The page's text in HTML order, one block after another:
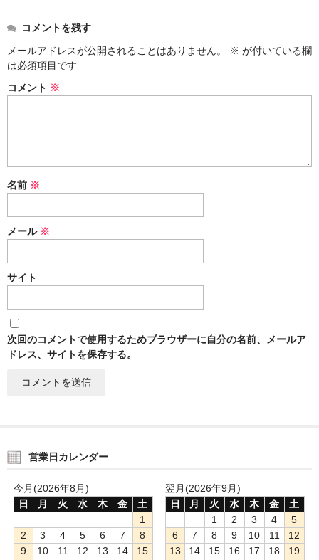
コメントを残す
メールアドレスが公開されることはありません。
※ が付いている欄
は必須項目です
コメント ※
名前 ※
メール ※
サイト
次回のコメントで使用するためブラウザーに自分の名前、メールア
ドレス、サイトを保存する。
営業日カレンダー
今月(2026年8月)
日
月 火 水 木 金
土
1
2
3 4 5 6 7
8
9
10 11 12 13 14
15
翌月(2026年9月)
日
月 火 水 木 金
土
1
2 3 4
5
6
7 8 9 10 11
12
13
14 15 16 17 18
19